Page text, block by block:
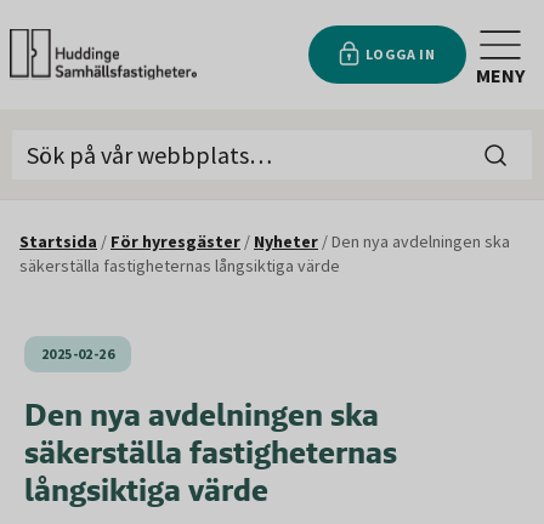
LOGGA IN
MENY
Startsida / För hyresgäster / Nyheter / Den nya avdelningen ska
säkerställa fastigheternas långsiktiga värde
2025-02-26
Den nya avdelningen ska
säkerställa fastigheternas
långsiktiga värde